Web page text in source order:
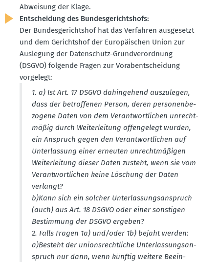
Abweisung der Klage.
Entscheidung des Bundes­ge­richtshofs:
Der Bundes­ge­richtshof hat das Verfahren ausge­setzt
und dem Gerichtshof der Europäi­schen Union zur
Auslegung der Daten­schutz-Grund­ver­ordnung
(DSGVO) folgende Fragen zur Vorab­ent­scheidung
vorgelegt:
1. a) Ist Art. 17 DSGVO dahin­gehend auszu­legen,
dass der betrof­fenen Person, deren perso­nen­be­
zogene Daten von dem Verant­wort­lichen unrecht­
mäßig durch Weiter­leitung offen­gelegt wurden,
ein Anspruch gegen den Verant­wort­lichen auf
Unter­lassung einer erneuten unrecht­mä­ßigen
Weiter­leitung dieser Daten zusteht, wenn sie vom
Verant­wort­lichen keine Löschung der Daten
verlangt?
b)Kann sich ein solcher Unter­las­sungs­an­spruch
(auch) aus Art. 18 DSGVO oder einer sonstigen
Bestimmung der DSGVO ergeben?
2. Falls Fragen 1a) und/oder 1b) bejaht werden:
a)Besteht der unions­recht­liche Unter­las­sungs­an­
spruch nur dann, wenn künftig weitere Beein­